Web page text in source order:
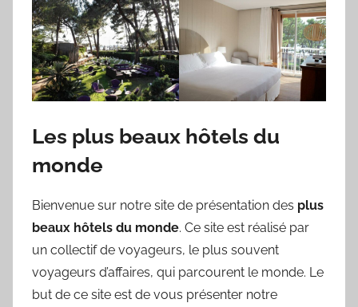
Les plus beaux hôtels du
monde
Bienvenue sur notre site de présentation des plus
beaux hôtels du monde. Ce site est réalisé par
un collectif de voyageurs, le plus souvent
voyageurs d’affaires, qui parcourent le monde. Le
but de ce site est de vous présenter notre